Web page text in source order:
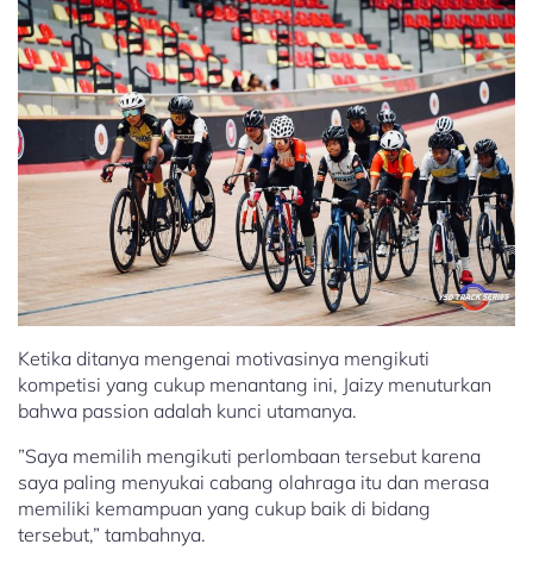
Ketika ditanya mengenai motivasinya mengikuti
kompetisi yang cukup menantang ini, Jaizy menuturkan
bahwa passion adalah kunci utamanya.
​”Saya memilih mengikuti perlombaan tersebut karena
saya paling menyukai cabang olahraga itu dan merasa
memiliki kemampuan yang cukup baik di bidang
tersebut,” tambahnya.